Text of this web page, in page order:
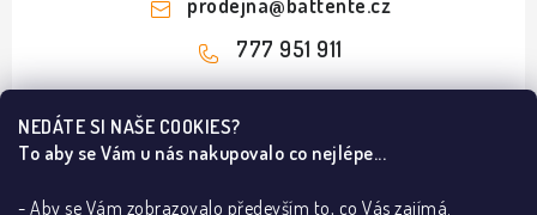
NEDÁTE SI NAŠE COOKIES?
To aby se Vám u nás nakupovalo co nejlépe...
- Aby se Vám zobrazovalo především to, co Vás zajímá.
777 951 911
Z
Informace pro vás
B2B